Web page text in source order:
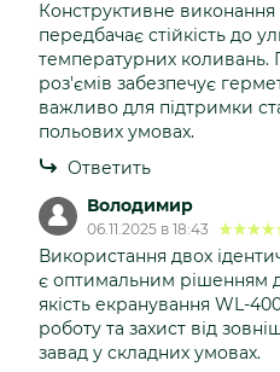
Конструктивне
передбачає стійкість до
температурних коливань.
роз'ємів забезпечує
важливо для підтримки
польових умовах.
Ответить
Володимир
06.11.2025 в 18:43
Використання двох
є оптимальним рішенням
якість екранування WL-
роботу та захист від
завад у складних умовах.